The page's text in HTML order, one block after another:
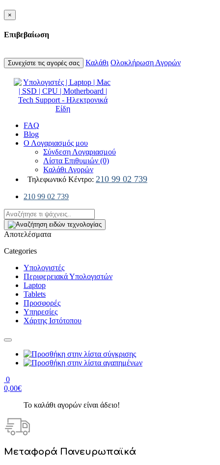
×
Επιβεβαίωση
Συνεχίστε τις αγορές σας Καλάθι Ολοκλήρωση Αγορών
FAQ
Blog
Ο Λογαριασμός μου
Σύνδεση Λογαριασμού
Λίστα Επιθυμιών (0)
Καλάθι Αγορών
Τηλεφωνικό Κέντρο: 210 99 02 739
210 99 02 739
Αποτελέσματα
Categories
Υπολογιστές
Περιφερειακά Υπολογιστών
Laptop
Tablets
Προσφορές
Υπηρεσίες
Χάρτης Ιστότοπου
0
0,00€
Το καλάθι αγορών είναι άδειο!
Μεταφορά Πανευρωπαϊκά